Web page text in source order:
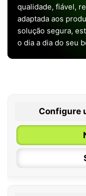
qualidade, fiável,
adaptada aos
solução segura,
o dia a dia do seu
Configure